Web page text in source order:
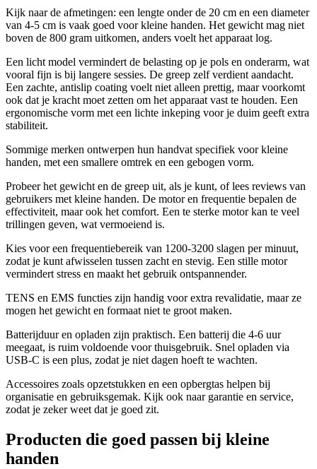
Kijk naar de afmetingen: een lengte onder de 20 cm en een diameter
van 4-5 cm is vaak goed voor kleine handen. Het gewicht mag niet
boven de 800 gram uitkomen, anders voelt het apparaat log.
Een licht model vermindert de belasting op je pols en onderarm, wat
vooral fijn is bij langere sessies. De greep zelf verdient aandacht.
Een zachte, antislip coating voelt niet alleen prettig, maar voorkomt
ook dat je kracht moet zetten om het apparaat vast te houden. Een
ergonomische vorm met een lichte inkeping voor je duim geeft extra
stabiliteit.
Sommige merken ontwerpen hun handvat specifiek voor kleine
handen, met een smallere omtrek en een gebogen vorm.
Probeer het gewicht en de greep uit, als je kunt, of lees reviews van
gebruikers met kleine handen. De motor en frequentie bepalen de
effectiviteit, maar ook het comfort. Een te sterke motor kan te veel
trillingen geven, wat vermoeiend is.
Kies voor een frequentiebereik van 1200-3200 slagen per minuut,
zodat je kunt afwisselen tussen zacht en stevig. Een stille motor
vermindert stress en maakt het gebruik ontspannender.
TENS en EMS functies zijn handig voor extra revalidatie, maar ze
mogen het gewicht en formaat niet te groot maken.
Batterijduur en opladen zijn praktisch. Een batterij die 4-6 uur
meegaat, is ruim voldoende voor thuisgebruik. Snel opladen via
USB-C is een plus, zodat je niet dagen hoeft te wachten.
Accessoires zoals opzetstukken en een opbergtas helpen bij
organisatie en gebruiksgemak. Kijk ook naar garantie en service,
zodat je zeker weet dat je goed zit.
Producten die goed passen bij kleine
handen